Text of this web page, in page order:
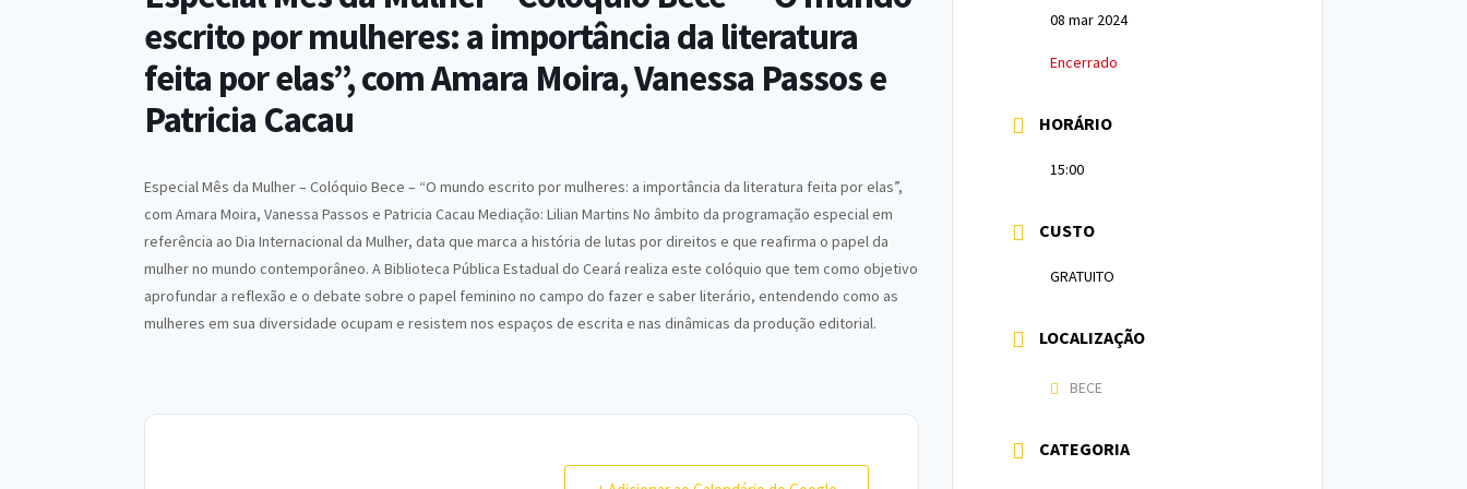
escrito por mulheres: a importância da literatura
feita por elas”, com Amara Moira, Vanessa Passos e
Patricia Cacau
Especial Mês da Mulher – Colóquio Bece – “O mundo escrito por mulheres: a importância da literatura feita por elas”,
com Amara Moira, Vanessa Passos e Patricia Cacau Mediação: Lilian Martins No âmbito da programação especial em
referência ao Dia Internacional da Mulher, data que marca a história de lutas por direitos e que reafirma o papel da
mulher no mundo contemporâneo. A Biblioteca Pública Estadual do Ceará realiza este colóquio que tem como objetivo
aprofundar a reflexão e o debate sobre o papel feminino no campo do fazer e saber literário, entendendo como as
mulheres em sua diversidade ocupam e resistem nos espaços de escrita e nas dinâmicas da produção editorial.
08 mar 2024
Encerrado
HORÁRIO
15:00
CUSTO
GRATUITO
LOCALIZAÇÃO
BECE
CATEGORIA